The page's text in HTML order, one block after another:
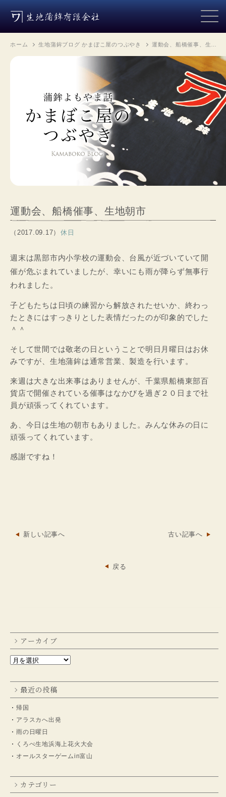
ホーム 生地蒲鉾ブログ かまぼこ屋のつぶやき 運動会、船橋催事、生…
運動会、船橋催事、生地朝市
（2017.09.17） 休日
週末は黒部市内小学校の運動会、台風が近づいていて開
催が危ぶまれていましたが、幸いにも雨が降らず無事行
われました。
子どもたちは日頃の練習から解放されたせいか、終わっ
たときにはすっきりとした表情だったのが印象的でした
＾＾
そして世間では敬老の日ということで明日月曜日はお休
みですが、生地蒲鉾は通常営業、製造を行います。
来週は大きな出来事はありませんが、千葉県船橋東部百
貨店で開催されている催事はなかびを過ぎ２０日まで社
員が頑張ってくれています。
あ、今日は生地の朝市もありました。みんな休みの日に
頑張ってくれています。
感謝ですね！
新しい記事へ 古い記事へ
戻る
アーカイブ
最近の投稿
帰国
アラスカへ出発
雨の日曜日
くろべ生地浜海上花火大会
オールスターゲームin富山
カテゴリー